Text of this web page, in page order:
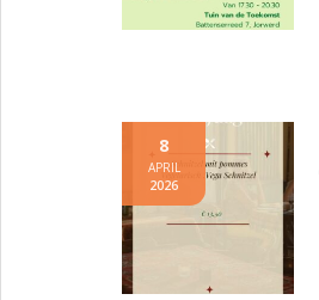
8
APRIL
2026